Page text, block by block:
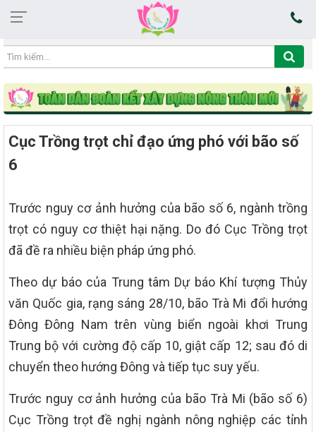
03:18:43 09/08/2026
Cục Trồng trọt chỉ đạo ứng phó với bão số
6
Trước nguy cơ ảnh hưởng của bão số 6, ngành trồng
trọt có nguy cơ thiệt hại nặng. Do đó Cục Trồng trọt
đã đề ra nhiều biện pháp ứng phó.
Theo dự báo của Trung tâm Dự báo Khí tượng Thủy
văn Quốc gia, rạng sáng 28/10, bão Trà Mi đổi hướng
Đông Đông Nam trên vùng biển ngoài khơi Trung
Trung bộ với cường độ cấp 10, giật cấp 12; sau đó di
chuyển theo hướng Đông và tiếp tục suy yếu.
Trước nguy cơ ảnh hưởng của bão Trà Mi (bão số 6)
Cục Trồng trọt đề nghị ngành nông nghiệp các tỉnh